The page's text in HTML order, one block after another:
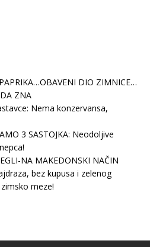
DIO ZIMNICE…
ZNA
Nema konzervansa,
3 SASTOJKA: Neodoljive
NA MAKEDONSKI NAČIN
bez kupusa i zelenog
meze!